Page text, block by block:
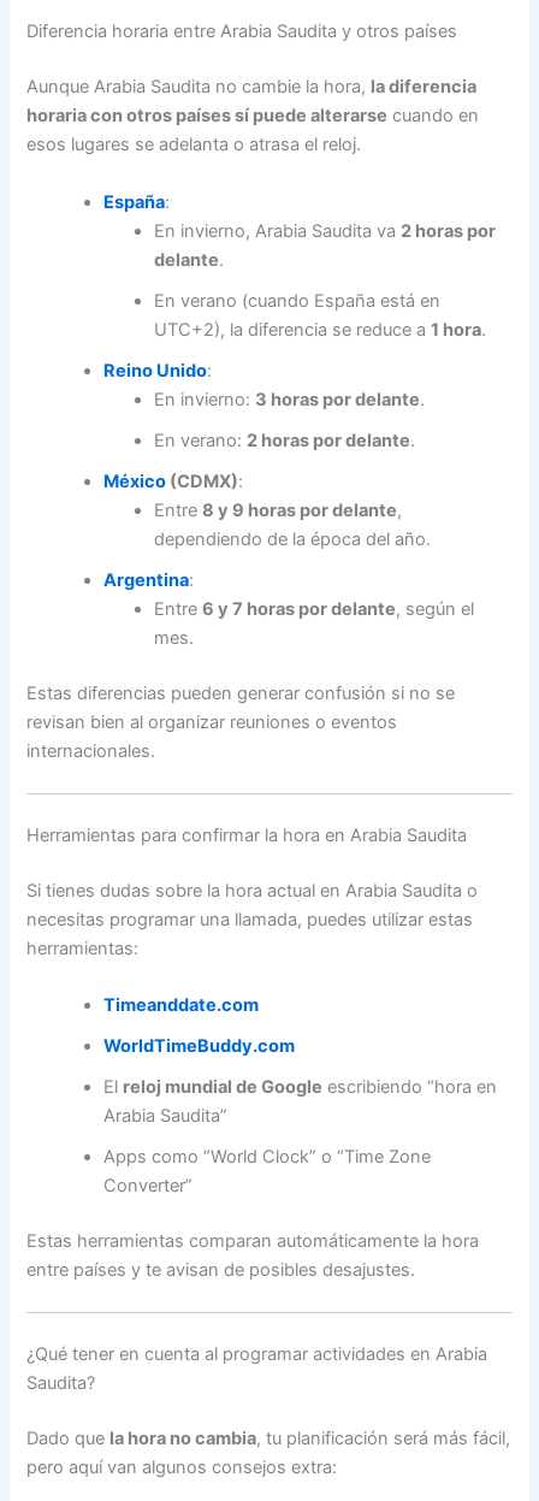
Diferencia horaria entre Arabia Saudita y otros países
Aunque Arabia Saudita no cambie la hora, la diferencia
horaria con otros países sí puede alterarse cuando en
esos lugares se adelanta o atrasa el reloj.
España:
En invierno, Arabia Saudita va 2 horas por
delante.
En verano (cuando España está en
UTC+2), la diferencia se reduce a1 hora.
Reino Unido:
En invierno: 3 horas por delante.
En verano: 2 horas por delante.
México (CDMX):
Entre8 y 9 horas por delante,
dependiendo de la época del año.
Argentina:
Entre6 y 7 horas por delante, según el
mes.
Estas diferencias pueden generar confusión si no se
revisan bien al organizar reuniones o eventos
internacionales.
Herramientas para confirmar la hora en Arabia Saudita
Si tienes dudas sobre la hora actual en Arabia Saudita o
necesitas programar una llamada, puedes utilizar estas
herramientas:
Timeanddate.com
WorldTimeBuddy.com
El reloj mundial de Google escribiendo “hora en
Arabia Saudita”
Apps como “World Clock” o “Time Zone
Converter”
Estas herramientas comparan automáticamente la hora
entre países y te avisan de posibles desajustes.
¿Qué tener en cuenta al programar actividades en Arabia
Saudita?
Dado que la hora no cambia, tu planificación será más fácil,
pero aquí van algunos consejos extra: